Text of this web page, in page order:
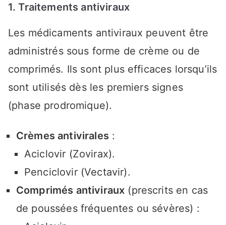
1. Traitements antiviraux
Les médicaments antiviraux peuvent être
administrés sous forme de crème ou de
comprimés. Ils sont plus efficaces lorsqu’ils
sont utilisés dès les premiers signes
(phase prodromique).
Crèmes antivirales :
Aciclovir (Zovirax).
Penciclovir (Vectavir).
Comprimés antiviraux (prescrits en cas
de poussées fréquentes ou sévères) :